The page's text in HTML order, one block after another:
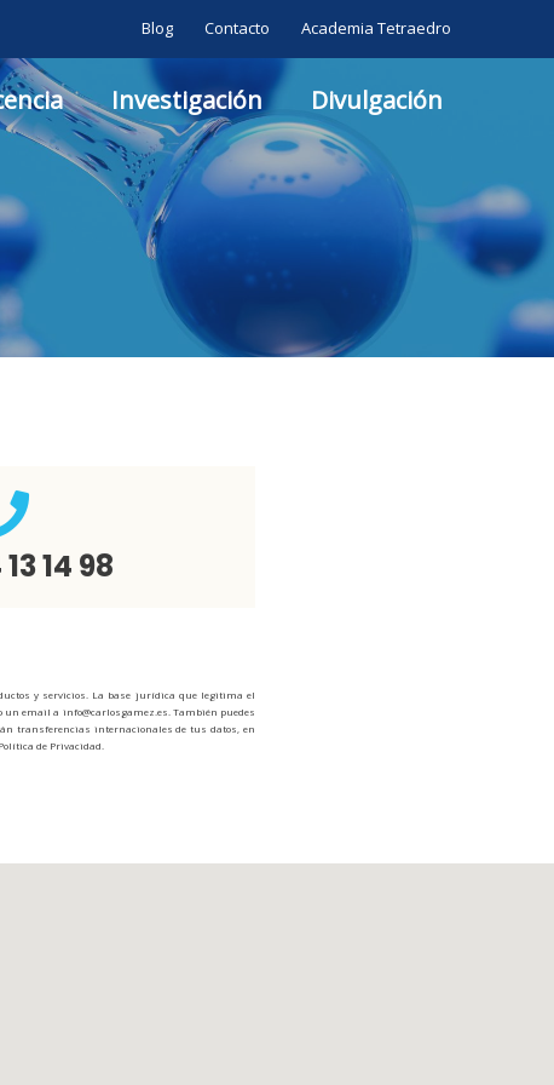
Blog Contacto Academia Tetraedro
Investigación Divulgación
14 98
y servicios. La base jurídica que legitima el
email a info@carlosgamez.es. También puedes
transferencias internacionales de tus datos, en
de Privacidad.